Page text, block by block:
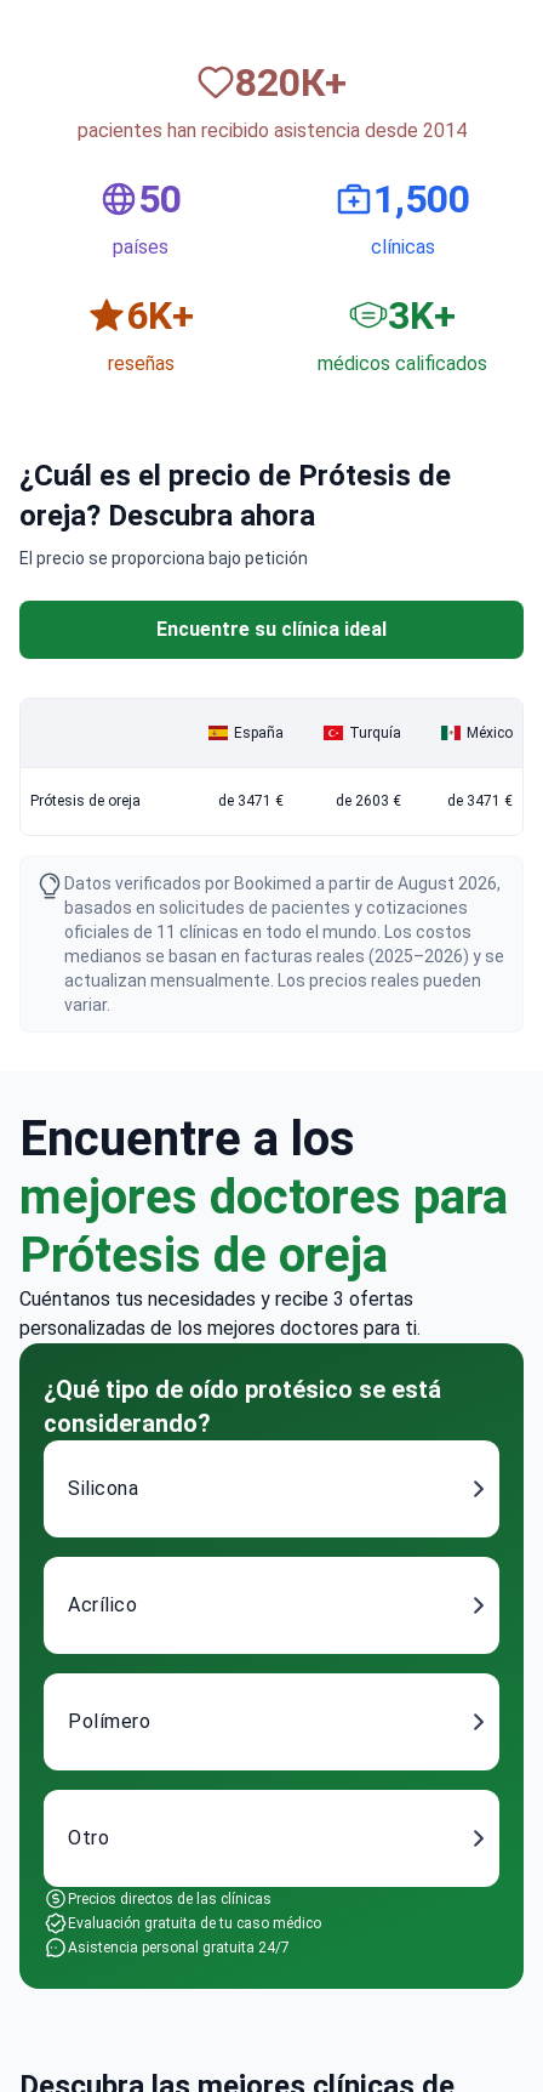
820К+
pacientes han recibido asistencia desde 2014
50
países
1,500
clínicas
6K+
reseñas
3K+
médicos calificados
¿Cuál es el precio de Prótesis de
oreja? Descubra ahora
El precio se proporciona bajo petición
Encuentre su clínica ideal
España Turquía México
Prótesis de oreja de 3471 € de 2603 € de 3471 €
Datos verificados por Bookimed a partir de August 2026,
basados en solicitudes de pacientes y cotizaciones
oficiales de 11 clínicas en todo el mundo. Los costos
medianos se basan en facturas reales (2025–2026) y se
actualizan mensualmente. Los precios reales pueden
variar.
Encuentre a los
mejores doctores para
Prótesis de oreja
Cuéntanos tus necesidades y recibe 3 ofertas
personalizadas de los mejores doctores para ti.
¿Qué tipo de oído protésico se está
considerando?
Silicona
Acrílico
Polímero
Otro
Precios directos de las clínicas
Evaluación gratuita de tu caso médico
Asistencia personal gratuita 24/7